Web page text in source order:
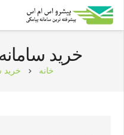
خرید
خانه chevron_right خرید